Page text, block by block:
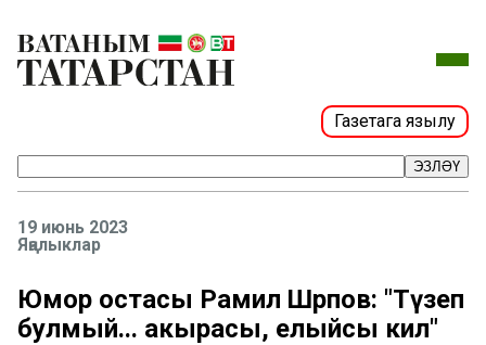
Газетага язылу
ЭЗЛӘҮ
19 июнь 2023
Яңалыклар
Юмор остасы Рамил Шәрәпов: "Түзеп
булмый... акырасы, елыйсы килә"